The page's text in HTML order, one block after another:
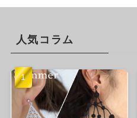
人気コラム